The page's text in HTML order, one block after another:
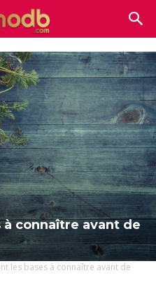
à connaître avant de
les bases à connaître avant de